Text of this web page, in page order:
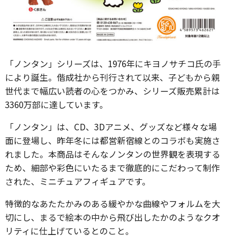
「ノンタン」シリーズは、1976年にキヨノサチコ氏の手
により誕生。偕成社から刊行されて以来、子どもから親
世代まで幅広い読者の心をつかみ、シリーズ販売​累計は
3360万部に達しています。
「ノンタン」​は、CD、3Dアニメ、グッズなど様々な場
面に登場し、昨年冬には都営新宿線とのコラボ​も実施さ
れました。本商品はそんなノンタンの世界観を表現する
ため、細部や彩色にいたるまで徹底的にこだわって制作
された、ミニチュアフィギュアです。
特徴的なあたたかみのある緩やかな曲線やフォルムを大
切にし、まるで絵本の中から飛び出したかのようなクオ
リティに仕上げているとのこと。